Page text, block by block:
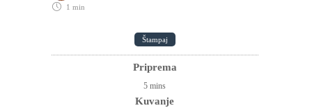
1 min
Štampaj
Priprema
5 mins
Kuvanje